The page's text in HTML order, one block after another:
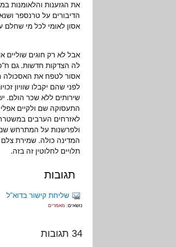
את הגזענות והלאומנות
הדיבורים על טרנספר
אסון לאומי לכל מי
אבל לא רק חוגים
לה הצדקות חדשות. גם
אסור לטפח את האסכולה
לפני שהם יקבלו שוויון
שירותים ללא שכר הולם.
התעסוקה שם ולקיים
לאזרחים הערבים
ולפרשנות על המתרחש
המדינה כולה. שמירת
תלויים לחלוטין זה בזה.
תגובות
שליחת קישור בדוא"ל
נושאים: מאמרים
34 תגובות